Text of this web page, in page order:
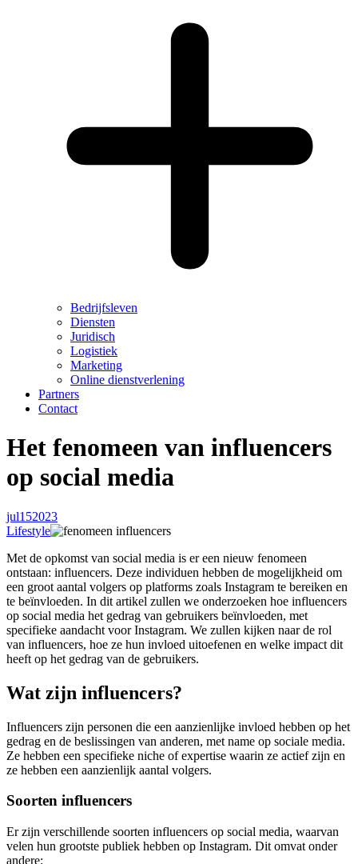
Bedrijfsleven
Diensten
Juridisch
Logistiek
Marketing
Online dienstverlening
Partners
Contact
Het fenomeen van influencers
op social media
jul152023
Lifestyle
Met de opkomst van social media is er een nieuw fenomeen
ontstaan: influencers. Deze individuen hebben de mogelijkheid om
een groot aantal volgers op platforms zoals Instagram te bereiken en
te beïnvloeden. In dit artikel zullen we onderzoeken hoe influencers
op social media het gedrag van gebruikers beïnvloeden, met
specifieke aandacht voor Instagram. We zullen kijken naar de rol
van influencers, hoe ze hun invloed uitoefenen en welke impact dit
heeft op het gedrag van de gebruikers.
Wat zijn influencers?
Influencers zijn personen die een aanzienlijke invloed hebben op het
gedrag en de beslissingen van anderen, met name op sociale media.
Ze hebben een specifieke niche of expertise waarin ze actief zijn en
ze hebben een aanzienlijk aantal volgers.
Soorten influencers
Er zijn verschillende soorten influencers op social media, waarvan
velen hun grootste publiek hebben op Instagram. Dit omvat onder
andere: